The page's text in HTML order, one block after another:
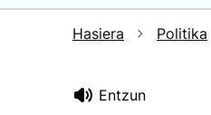
Hasiera Politika
Entzun